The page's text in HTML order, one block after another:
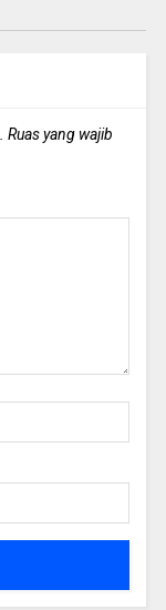
Ruas yang wajib